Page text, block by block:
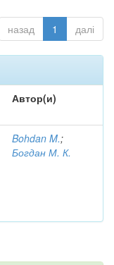
назад 1 далі
Автор(и)
Bohdan M.;
Богдан М. К.